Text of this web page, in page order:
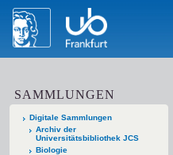
SAMMLUNGEN
Digitale Sammlungen
Archiv der
Universitätsbibliothek JCS
Biologie